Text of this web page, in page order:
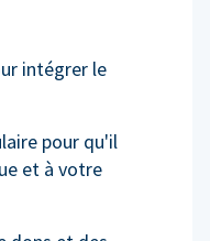
intégrer le
pour qu'il
et à votre